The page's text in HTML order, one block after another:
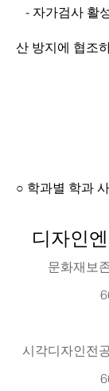
산 방지에 협조
○ 학과별 학과
디자인
문화재보
시각디자인전